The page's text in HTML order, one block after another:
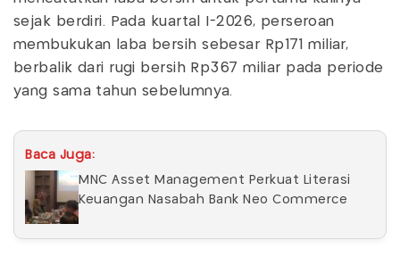
sejak berdiri. Pada kuartal I-2026, perseroan
membukukan laba bersih sebesar Rp171 miliar,
berbalik dari rugi bersih Rp367 miliar pada periode
yang sama tahun sebelumnya.
Baca Juga:
MNC Asset Management Perkuat Literasi
Keuangan Nasabah Bank Neo Commerce